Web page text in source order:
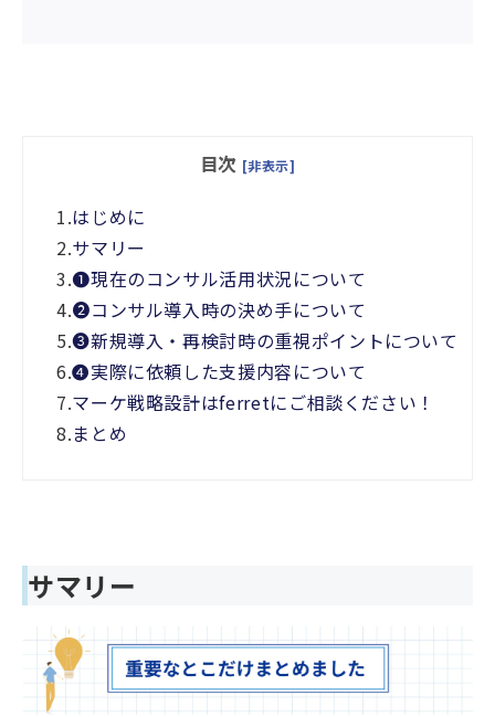
目次 [非表示]
1.はじめに
2.サマリー
3.❶現在のコンサル活用状況について
4.❷コンサル導入時の決め手について
5.❸新規導入・再検討時の重視ポイントについて
6.❹実際に依頼した支援内容について
7.マーケ戦略設計はferretにご相談ください！
8.まとめ
サマリー